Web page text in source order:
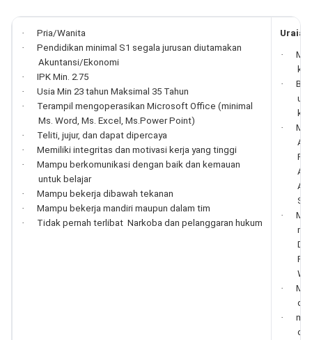
·
Pria/Wanita
·
Pendidikan minimal S1 segala jurusan diutamakan
Akuntansi/Ekonomi
·
IPK Min. 2.75
·
Usia Min 23 tahun Maksimal 35 Tahun
·
Terampil mengoperasikan Microsoft Office (minimal
Ms. Word, Ms. Excel, Ms.Power Point)
·
Teliti, jujur, dan dapat dipercaya
·
Memiliki integritas dan motivasi kerja yang tinggi
·
Mampu berkomunikasi dengan baik dan kemauan
untuk belajar
·
Mampu bekerja dibawah tekanan
·
Mampu bekerja mandiri maupun dalam tim
·
Tidak pernah terlibat Narkoba dan pelanggaran hukum
Uraian
·
·
·
·
·
·